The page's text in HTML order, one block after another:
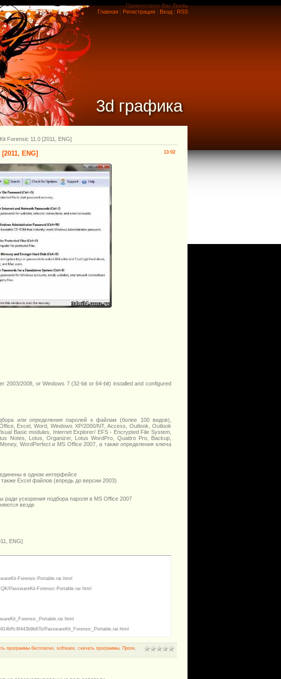
Приветствую Вас Гость
Главная | Регистрация | Вход | RSS
3d графика
Forensic 11.0 [2011, ENG]
13:02
ENG]
2003/2008, or Windows 7 (32-bit or 64-bit) installed and configured
или определения паролей к файлам (более 100 видов),
Excel, Word, Windows XP/2000/NT, Access, Outlook, Outlook
Basic modules, Internet Explorer/ EFS - Encrypted File System,
Notes, Lotus, Organizer, Lotus WordPro, Quattro Pro, Backup,
WordPerfect и MS Office 2007, а также определения ключа
в одном интерфейсе
Excel файлов (впредь до версии 2003)
ради ускорения подбора пароля в MS Office 2007
везде
ENG]
Forensic-Portable.rar.html
PasswareKit-Forensic-Portable.rar.html
PasswareKit_Forensic_Portable.rar.html
программы бесплатно software скачать программы Проги